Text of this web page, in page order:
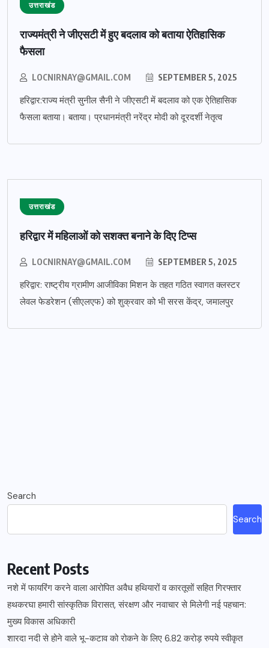
उत्तराखंड
राज्यमंत्री ने जीएसटी में हुए बदलाव को बताया ऐतिहासिक
फैसला
LOCNIRNAY@GMAIL.COM SEPTEMBER 5, 2025
हरिद्वार:राज्य मंत्री सुनील सैनी ने जीएसटी में बदलाव को एक ऐतिहासिक
फैसला बताया। बताया। प्रधानमंत्री नरेंद्र मोदी को दूरदर्शी नेतृत्व
उत्तराखंड
हरिद्वार में महिलाओं को सशक्त बनाने के दिए टिप्स
LOCNIRNAY@GMAIL.COM SEPTEMBER 5, 2025
हरिद्वार: राष्ट्रीय ग्रामीण आजीविका मिशन के तहत गठित स्वागत क्लस्टर
लेवल फेडरेशन (सीएलएफ) को शुक्रवार को भी सरस केंद्र, जमालपुर
Search
Search
Recent Posts
नशे में फायरिंग करने वाला आरोपित अवैध हथियारों व कारतूसों सहित गिरफ्तार
हथकरघा हमारी सांस्कृतिक विरासत, संरक्षण और नवाचार से मिलेगी नई पहचान:
मुख्य विकास अधिकारी
शारदा नदी से होने वाले भू-कटाव को रोकने के लिए 6.82 करोड़ रुपये स्वीकृत